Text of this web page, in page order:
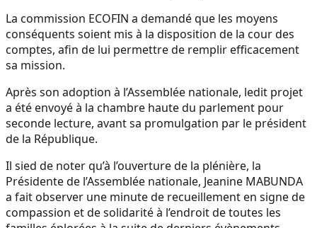
La commission ECOFIN a demandé que les moyens
conséquents soient mis à la disposition de la cour des
comptes, afin de lui permettre de remplir efficacement
sa mission.
Après son adoption à l’Assemblée nationale, ledit projet
a été envoyé à la chambre haute du parlement pour
seconde lecture, avant sa promulgation par le président
de la République.
Il sied de noter qu’à l’ouverture de la plénière, la
Présidente de l’Assemblée nationale, Jeanine MABUNDA
a fait observer une minute de recueillement en signe de
compassion et de solidarité à l’endroit de toutes les